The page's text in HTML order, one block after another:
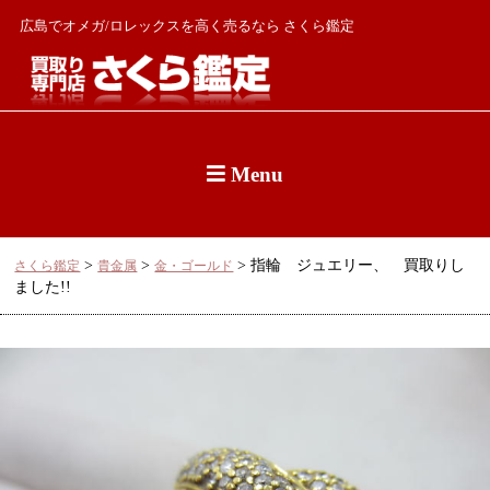
広島でオメガ/ロレックスを高く売るなら さくら鑑定
Menu
さくら鑑定 >貴金属 >金・ゴールド >指輪 ジュエリー、 買取りし
ました!!